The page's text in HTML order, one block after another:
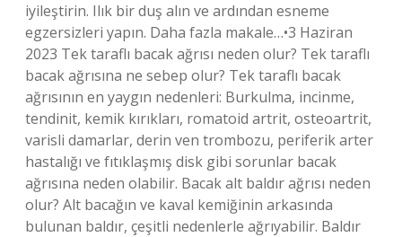
iyileştirin. Ilık bir duş alın ve ardından esneme
egzersizleri yapın. Daha fazla makale…•3 Haziran
2023 Tek taraflı bacak ağrısı neden olur? Tek taraflı
bacak ağrısına ne sebep olur? Tek taraflı bacak
ağrısının en yaygın nedenleri: Burkulma, incinme,
tendinit, kemik kırıkları, romatoid artrit, osteoartrit,
varisli damarlar, derin ven trombozu, periferik arter
hastalığı ve fıtıklaşmış disk gibi sorunlar bacak
ağrısına neden olabilir. Bacak alt baldır ağrısı neden
olur? Alt bacağın ve kaval kemiğinin arkasında
bulunan baldır, çeşitli nedenlerle ağrıyabilir. Baldır